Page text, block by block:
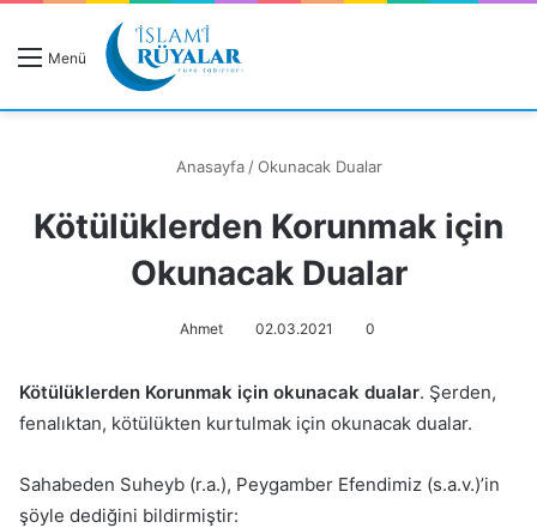
Menü
Anasayfa / Okunacak Dualar
Kötülüklerden Korunmak için
Okunacak Dualar
Ahmet 02.03.2021 0
Kötülüklerden Korunmak için okunacak dualar. Şerden,
fenalıktan, kötülükten kurtulmak için okunacak dualar.
Sahabeden Suheyb (r.a.), Peygamber Efendimiz (s.a.v.)’in
şöyle dediğini bildirmiştir:
Rüyanızı Arayın